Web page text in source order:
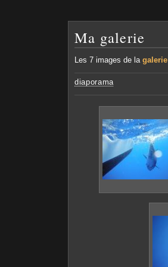
Ma galerie
Les 7 images de la galerie
diaporama